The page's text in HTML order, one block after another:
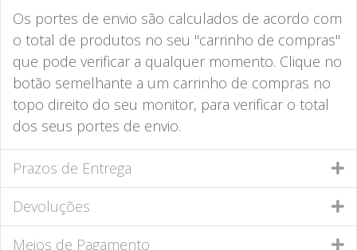
Os portes de envio são calculados de acordo com
o total de produtos no seu "carrinho de compras"
que pode verificar a qualquer momento. Clique no
botão semelhante a um carrinho de compras no
topo direito do seu monitor, para verificar o total
dos seus portes de envio.
Prazos de Entrega
Devoluções
Meios de Pagamento